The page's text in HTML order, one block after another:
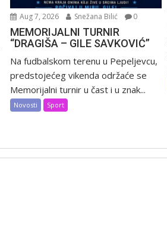
Aug 7, 2026 Snežana Bilić 0
MEMORIJALNI TURNIR
“DRAGIŠA – GILE SAVKOVIĆ”
Na fudbalskom terenu u Pepeljevcu,
predstojećeg vikenda održaće se
Memorijalni turnir u čast i u znak...
Novosti Sport